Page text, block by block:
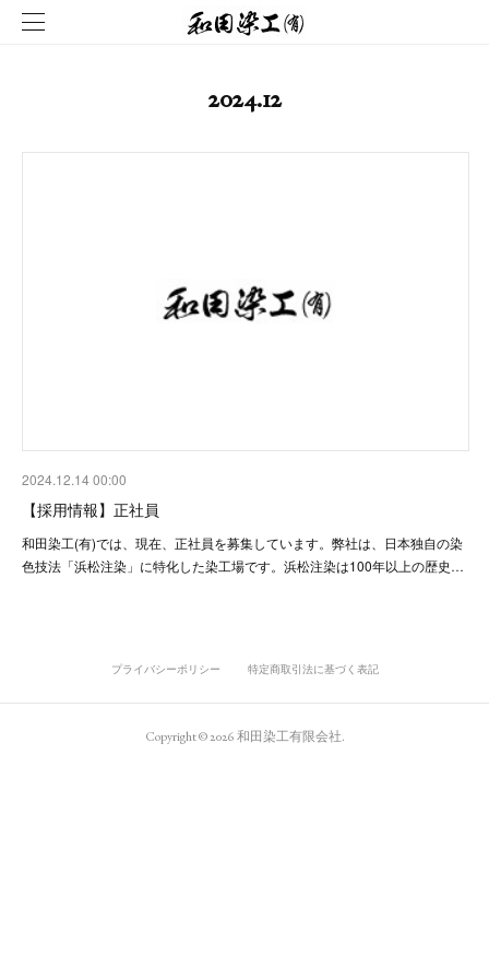
2024.12
2024.12.14 00:00
【採用情報】正社員
和田染工(有)では、現在、正社員を募集しています。弊社は、日本独自の染
色技法「浜松注染」に特化した染工場です。浜松注染は100年以上の歴史…
プライバシーポリシー 特定商取引法に基づく表記
Copyright ©2026和田染工有限会社.